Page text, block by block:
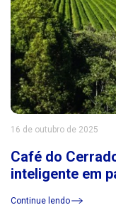
16 de outubro de 2025
Café do
inteligente em
Continue lendo